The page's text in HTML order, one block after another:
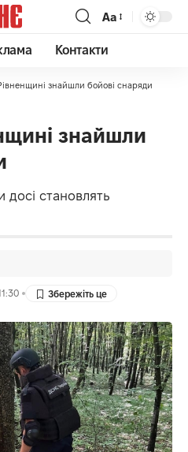
Аа
Контакти
знайшли бойові снаряди
знайшли
досі становлять